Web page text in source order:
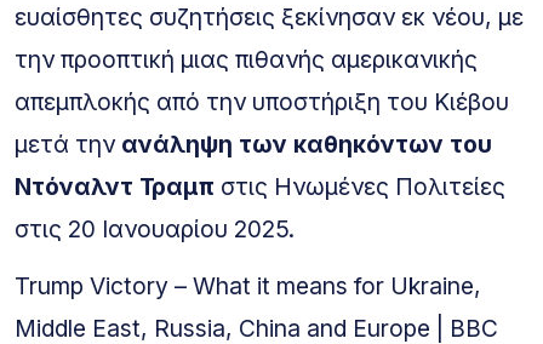
ευαίσθητες συζητήσεις ξεκίνησαν εκ νέου, με
την προοπτική μιας πιθανής αμερικανικής
απεμπλοκής από την υποστήριξη του Κιέβου
μετά την ανάληψη των καθηκόντων του
Ντόναλντ Τραμπ στις Ηνωμένες Πολιτείες
στις 20 Ιανουαρίου 2025.
Trump Victory – What it means for Ukraine,
Middle East, Russia, China and Europe | BBC